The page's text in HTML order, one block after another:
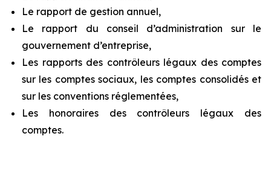
Le rapport de gestion annuel,
Le rapport du conseil d’administration sur le
gouvernement d’entreprise,
Les rapports des contrôleurs légaux des comptes
sur les comptes sociaux, les comptes consolidés et
sur les conventions réglementées,
Les honoraires des contrôleurs légaux des
comptes.